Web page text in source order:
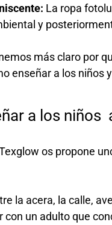
La ropa
y
más claro por
enseñar a los niños
a los niños
os propone
la acera, la calle,
con un adulto que